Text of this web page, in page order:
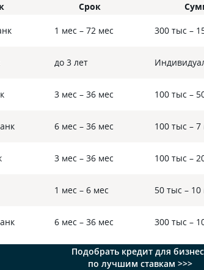
Срок
1 мес – 72 мес 300 тыс –
до 3 лет
3 мес – 36 мес 100 тыс –
6 мес – 36 мес 100 тыс –
3 мес – 36 мес 100 тыс –
1 мес – 6 мес 50 тыс –
6 мес – 36 мес 300 тыс –
Подобрать кредит для
по лучшим ставкам >>>